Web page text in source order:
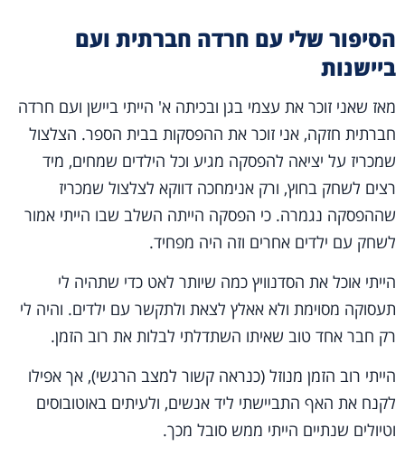
הסיפור שלי עם חרדה חברתית ועם
ביישנות
מאז שאני זוכר את עצמי בגן ובכיתה א' הייתי ביישן ועם חרדה
חברתית חזקה, אני זוכר את ההפסקות בבית הספר. הצלצול
שמכריז על יציאה להפסקה מגיע וכל הילדים שמחים, מיד
רצים לשחק בחוץ, ורק אנימחכה דווקא לצלצול שמכריז
שההפסקה נגמרה. כי הפסקה הייתה השלב שבו הייתי אמור
לשחק עם ילדים אחרים וזה היה מפחיד.
הייתי אוכל את הסדנוויץ כמה שיותר לאט כדי שתהיה לי
תעסוקה מסוימת ולא אאלץ לצאת ולתקשר עם ילדים. והיה לי
רק חבר אחד טוב שאיתו השתדלתי לבלות את רוב הזמן.
הייתי רוב הזמן מנוזל (כנראה קשור למצב הרגשי), אך אפילו
לקנח את האף התביישתי ליד אנשים, ולעיתים באוטובוסים
וטיולים שנתיים הייתי ממש סובל מכך.